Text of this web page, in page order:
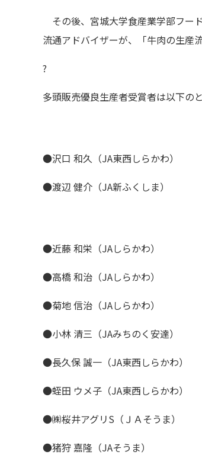
その後、宮城大学食産業学部フー
流通アドバイザーが、「牛肉の生産
?
多頭販売優良生産者受賞者は以下のと
●沢口 和久（JA東西しらかわ）
●渡辺 健介（JA新ふくしま）
●近藤 和栄（JAしらかわ）
●高橋 和治（JAしらかわ）
●菊地 信治（JAしらかわ）
●小林 清三（JAみちのく安達）
●長久保 誠一（JA東西しらかわ）
●蛭田 ウメ子（JA東西しらかわ）
●㈱桜井アグリS（ＪＡそうま）
●猪狩 嘉隆（JAそうま）